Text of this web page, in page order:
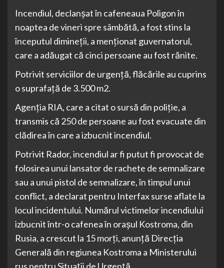
Incendiul, declanşat în cafeneaua Poligon în
noaptea de vineri spre sâmbătă, a fost stins la
începutul dimineţii, a menţionat guvernatorul,
care a adăugat că cinci persoane au fost rănite.
Potrivit serviciilor de urgenţă, flăcările au cuprins
o suprafaţă de 3.500 m2.
Agenţia RIA, care a citat o sursă din poliţie, a
transmis că 250 de persoane au fost evacuate din
clădirea în care a izbucnit incendiul.
Potrivit Rador, incendiul ar fi putut fi provocat de
folosirea unui lansator de rachete de semnalizare
sau a unui pistol de semnalizare, în timpul unui
conflict, a declarat pentru Interfax surse aflate la
locul incidentului. Numărul victimelor incendiului
izbucnit într-o cafenea în oraşul Kostroma, din
Rusia, a crescut la 15 morţi, anunţă Direcţia
Generală din regiunea Kostroma a Ministerului
rus pentru Situaţii de Urgenţă.